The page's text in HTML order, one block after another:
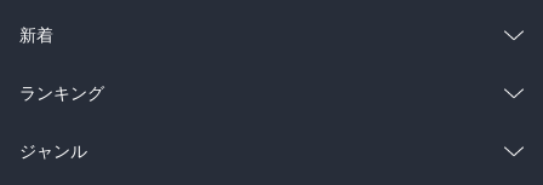
ラノベ
雑誌・グラビア
BL・TL
総合
ラノベ
雑誌・グラビア
新着
総合
ラノベ
ランキング
総合
ジャンル